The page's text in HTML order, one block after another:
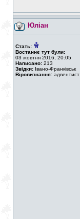
Юліан
Стать:
Востаннє тут були:
03 жовтня 2016, 20:05
Написано: 213
Звідки: Івано-Франківськ
Віровизнання: адвентист